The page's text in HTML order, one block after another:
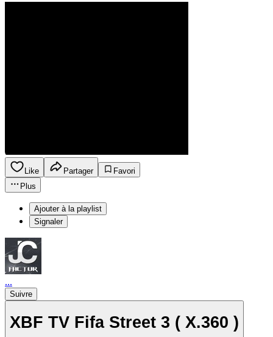
Like Partager
Favori
Plus
Ajouter à la playlist
Signaler
...
Suivre
XBF TV Fifa Street 3 ( X.360 )